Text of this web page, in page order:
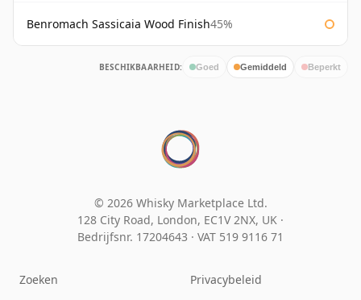
Benromach Sassicaia Wood Finish45%
BESCHIKBAARHEID: Goed Gemiddeld Beperkt
© 2026 Whisky Marketplace Ltd.
128 City Road, London, EC1V 2NX, UK ·
Bedrijfsnr. 17204643 · VAT 519 9116 71
Zoeken
Privacybeleid